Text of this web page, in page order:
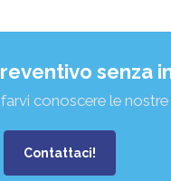
senza
conoscere le
Contattaci!